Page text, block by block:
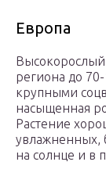
Европа
Высокорослый
региона до
крупными
насыщенная
Растение
увлажненных,
на солнце и в